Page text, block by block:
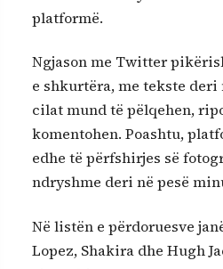
platformë.
Ngjason me Twitter
e shkurtëra, me tekste deri
cilat mund të pëlqehen,
komentohen. Poashtu,
edhe të përfshirjes së
ndryshme deri në pesë
Në listën e përdoruesve
Lopez, Shakira dhe Hugh